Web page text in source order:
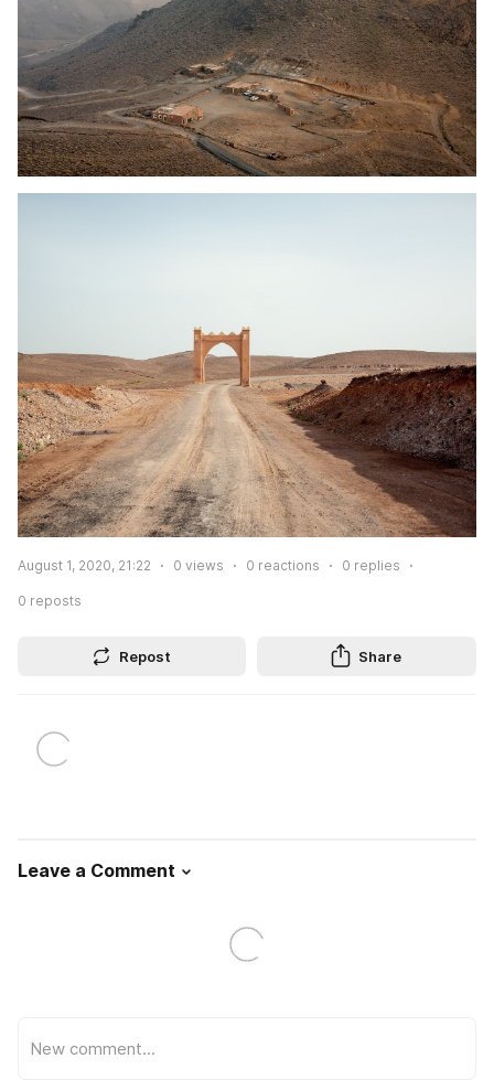
August 1, 2020, 21:22 0 views 0 reactions 0 replies
0 reposts
Repost Share
Leave a Comment